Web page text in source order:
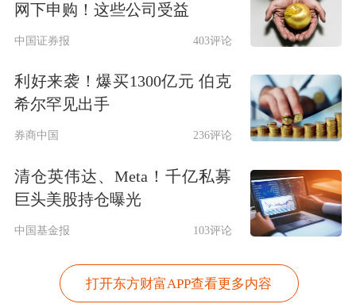
摩根资产管理介绍，备受关注的财政赤
字率、GDP目标增速等具体数字，过往
经验是需要等到明年3月的全国“两
会”公布。而1月陆续召开的地方两会将
公布各省的GDP目标，据此也可大体反
推全国目标。
2025年中国经济增长目标仍设定在5%
左右，且更关注GDP的质量、而非总
量，并预告中央财政还有较大举债空间
网下申购！这些公司受益
中国证券报 403评论
利好来袭！爆买1300亿元 伯克
希尔罕见出手
券商中国 236评论
清仓英伟达、Meta！千亿私募
巨头美股持仓曝光
中国基金报 103评论
打开东方财富APP查看更多内容